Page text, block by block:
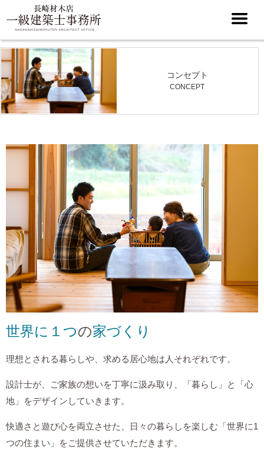
コンセプト
CONCEPT
世界に１つの家づくり
理想とされる暮らしや、求める居心地は人それぞれです。
設計士が、ご家族の想いを丁寧に汲み取り、「暮らし」と「心
地」をデザインしていきます。
快適さと遊び心を両立させた、日々の暮らしを楽しむ「世界に1
つの住まい」をご提供させていただきます。